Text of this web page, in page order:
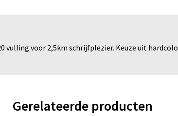
vulling voor 2,5km schrijfplezier. Keuze uit
Gerelateerde producten